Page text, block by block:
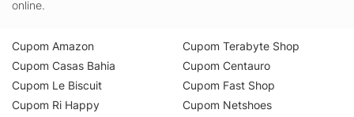
online.
Cupom Amazon
Cupom Casas Bahia
Cupom Le Biscuit
Cupom Ri Happy
Cupom Terabyte Shop
Cupom Centauro
Cupom Fast Shop
Cupom Netshoes